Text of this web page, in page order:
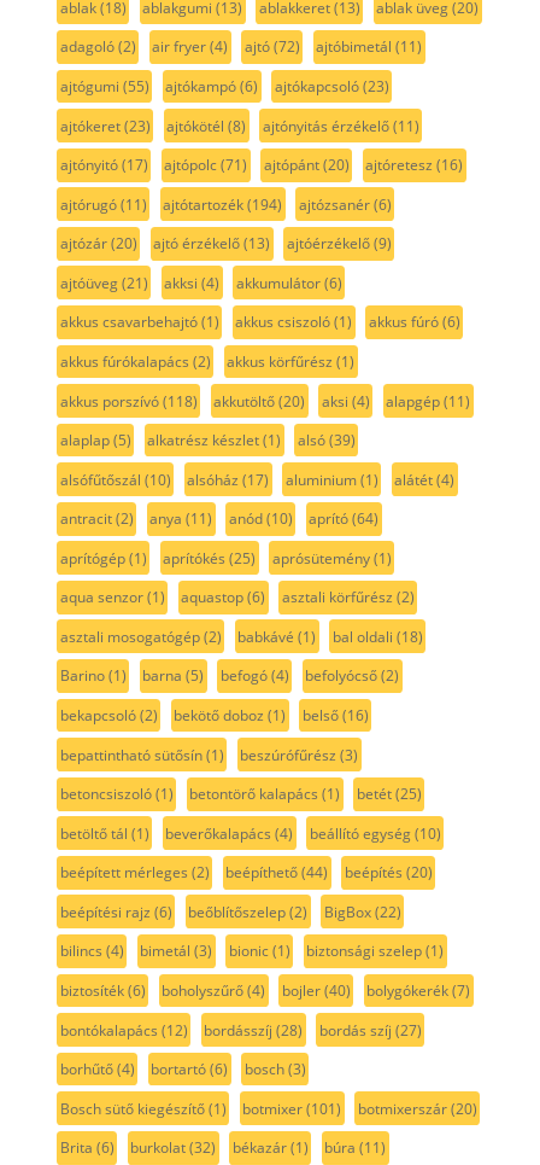
ablak(18) ablakgumi (13) ablakkeret(13) ablak üveg(20)
adagoló(2) air fryer(4) ajtó(72) ajtóbimetál (11)
ajtógumi (55) ajtókampó(6) ajtókapcsoló(23)
ajtókeret(23) ajtókötél (8) ajtónyitás érzékelő(11)
ajtónyitó(17) ajtópolc(71) ajtópánt(20) ajtóretesz (16)
ajtórugó(11) ajtótartozék(194) ajtózsanér(6)
ajtózár(20) ajtó érzékelő(13) ajtóérzékelő(9)
ajtóüveg(21) akksi (4) akkumulátor(6)
akkus csavarbehajtó(1) akkus csiszoló(1) akkus fúró(6)
akkus fúrókalapács (2) akkus körfűrész (1)
akkus porszívó(118) akkutöltő(20) aksi (4) alapgép(11)
alaplap(5) alkatrész készlet(1) alsó(39)
alsófűtőszál (10) alsóház (17) aluminium(1) alátét(4)
antracit(2) anya (11) anód(10) aprító(64)
aprítógép(1) aprítókés (25) aprósütemény(1)
aqua senzor(1) aquastop(6) asztali körfűrész (2)
asztali mosogatógép(2) babkávé (1) bal oldali (18)
Barino(1) barna (5) befogó(4) befolyócső(2)
bekapcsoló(2) bekötő doboz (1) belső(16)
bepattintható sütősín(1) beszúrófűrész (3)
betoncsiszoló(1) betontörő kalapács (1) betét(25)
betöltő tál (1) beverőkalapács (4) beállító egység(10)
beépített mérleges (2) beépíthető(44) beépítés (20)
beépítési rajz (6) beőblítőszelep(2) BigBox(22)
bilincs (4) bimetál (3) bionic(1) biztonsági szelep(1)
biztosíték(6) boholyszűrő(4) bojler(40) bolygókerék(7)
bontókalapács (12) bordásszíj (28) bordás szíj (27)
borhűtő(4) bortartó(6) bosch(3)
Bosch sütő kiegészítő(1) botmixer(101) botmixerszár(20)
Brita (6) burkolat(32) békazár(1) búra (11)